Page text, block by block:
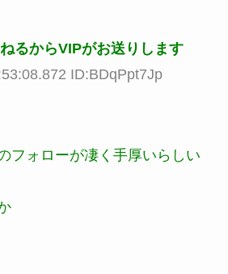
るからVIPがお送りします
ID:BDqPpt7Jp
フォローが凄く手厚いらしい